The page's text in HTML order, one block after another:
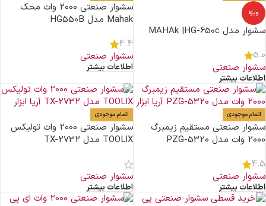
ویژه
سشوار مدل MAHAk |HG-650c
5.0
سشوار صنعتی
اطلاعات بیشتر
سشوار صنعتی 2000 وات محک
Mahak مدل HG550B
4.4
سشوار صنعتی
اطلاعات بیشتر
اتمام موجودی
سشوار صنعتی مستقیم زیمبرگ
2000 وات مدل PZG-5320
4.5
سشوار صنعتی
اطلاعات بیشتر
اتمام موجودی
سشوار صنعتی 2000 وات تولیکس
TOOLIX مدل TX-2732
سشوار صنعتی
اطلاعات بیشتر